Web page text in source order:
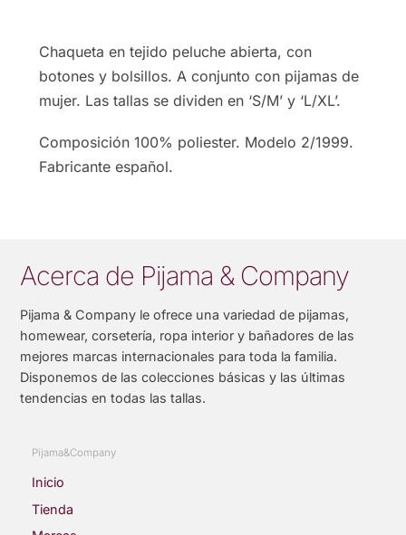
Chaqueta en tejido peluche abierta, con
botones y bolsillos. A conjunto con pijamas de
mujer. Las tallas se dividen en ‘S/M’ y ‘L/XL’.
Composición 100% poliester. Modelo 2/1999.
Fabricante español.
Acerca de Pijama & Company
Pijama & Company le ofrece una variedad de pijamas,
homewear, corsetería, ropa interior y bañadores de las
mejores marcas internacionales para toda la familia.
Disponemos de las colecciones básicas y las últimas
tendencias en todas las tallas.
Pijama&Company
Inicio
Tienda